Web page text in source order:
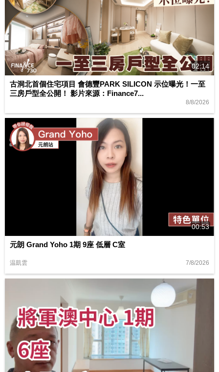
02:14
古洞北首個住宅項目 會德豐PARK SILICON 示位曝光！一至
三房戶型全公開！ 影片來源：Finance7...
8/8/2026
00:53
元朗 Grand Yoho 1期 9座 低層 C室
温凱雲 7/8/2026